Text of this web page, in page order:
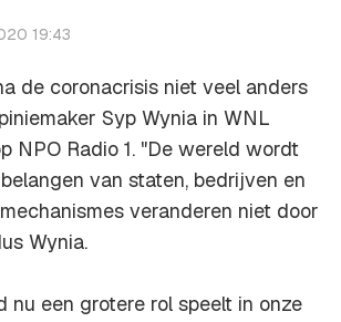
19:43
de coronacrisis niet veel anders
Syp Wynia in WNL
NPO Radio 1. "De wereld wordt
van staten, bedrijven en
veranderen niet door
Wynia.
nu een grotere rol speelt in onze